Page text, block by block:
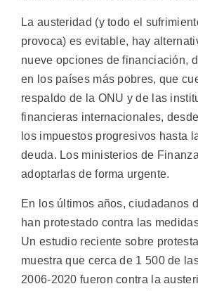
La austeridad (y todo el
provoca) es evitable, hay
nueve opciones de financiación,
en los países más pobres, que
respaldo de la ONU y de las
financieras internacionales,
los impuestos progresivos hasta
deuda. Los ministerios de
adoptarlas de forma urgente.
En los últimos años, ciudadanos
han protestado contra las
Un estudio reciente sobre
muestra que cerca de 1 500 de
2006-2020 fueron contra la